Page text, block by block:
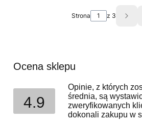
Strona z 3
Ocena sklepu
4.9
Opinie, z których
średnia, są
zweryfikowanych
dokonali zakupu w